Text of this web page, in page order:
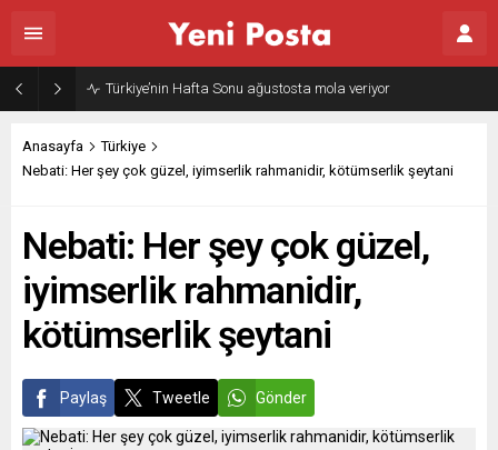
Türkiye’nin Hafta Sonu ağustosta mola veriyor
Anasayfa
Türkiye
Nebati: Her şey çok güzel, iyimserlik rahmanidir, kötümserlik şeytani
Nebati: Her şey çok güzel,
iyimserlik rahmanidir,
kötümserlik şeytani
Paylaş Tweetle Gönder